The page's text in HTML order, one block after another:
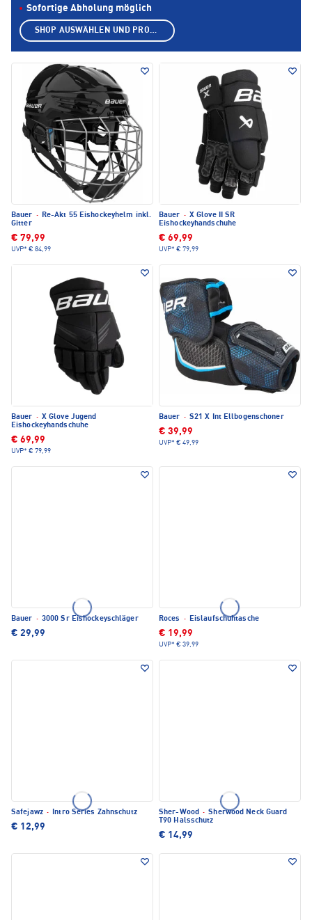
Bauer · Re-Akt 55 Eishockeyhelm inkl.
Gitter
€ 79,99
UVP* € 84,99
Bauer · X Glove II SR
Eishockeyhandschuhe
€ 69,99
UVP* € 79,99
Bauer · X Glove Jugend
Eishockeyhandschuhe
€ 69,99
UVP* € 79,99
Bauer · S21 X Int Ellbogenschoner
€ 39,99
UVP* € 49,99
Bauer · 3000 Sr Eishockeyschläger
€ 29,99
Roces · Eislaufschuhtasche
€ 19,99
UVP* € 39,99
Safejawz · Intro Series Zahnschutz
€ 12,99
Sher-Wood · Sherwood Neck Guard
T90 Halsschutz
€ 14,99
Sofortige Abholung möglich
SHOP AUSWÄHLEN UND PRODUKTE ANZEIGEN